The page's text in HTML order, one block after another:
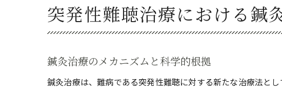
鍼灸治
耳のツボ
治療の過
突発性難聴治療における鍼
鍼灸治療のメカニズムと科学的根拠
鍼灸治療は、難病である突発性難聴に対する新たな治療法と